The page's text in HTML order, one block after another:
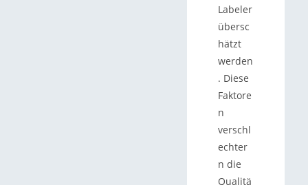
Labeler
übersc
hätzt
werden
. Diese
Faktore
n
verschl
echter
n die
Qualitä